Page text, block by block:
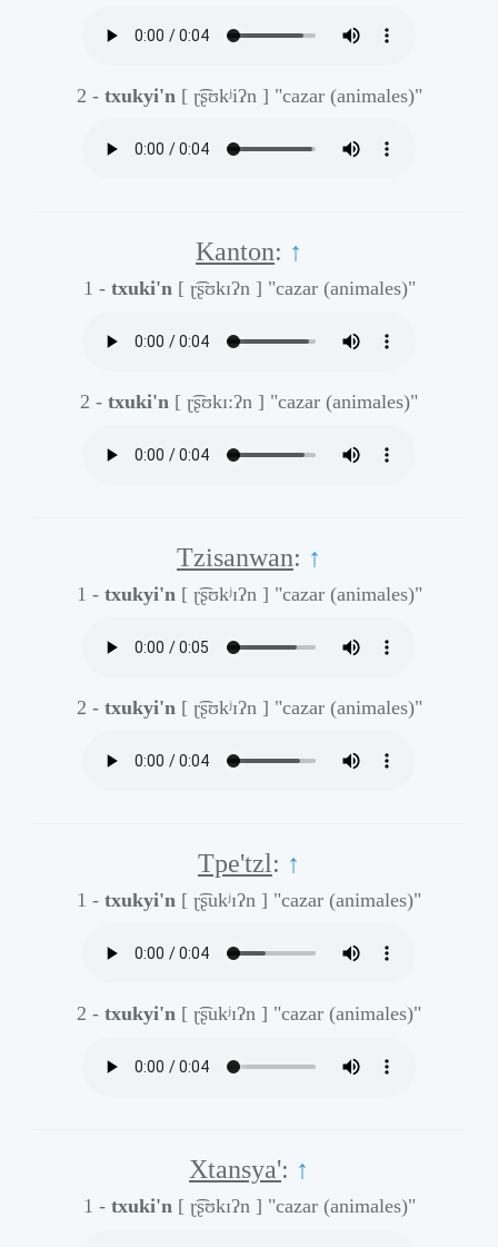
2 - txukyi'n [ ɽ͡ʂʊkʲiʔn ] "cazar (animales)"
Kanton: ↑
1 - txuki'n [ ɽ͡ʂʊkɪʔn ] "cazar (animales)"
2 - txuki'n [ ɽ͡ʂʊkɪ:ʔn ] "cazar (animales)"
Tzisanwan: ↑
1 - txukyi'n [ ɽ͡ʂʊkʲɪʔn ] "cazar (animales)"
2 - txukyi'n [ ɽ͡ʂʊkʲɪʔn ] "cazar (animales)"
Tpe'tzl: ↑
1 - txukyi'n [ ɽ͡ʂukʲɪʔn ] "cazar (animales)"
2 - txukyi'n [ ɽ͡ʂukʲɪʔn ] "cazar (animales)"
Xtansya': ↑
1 - txuki'n [ ɽ͡ʂʊkɪʔn ] "cazar (animales)"